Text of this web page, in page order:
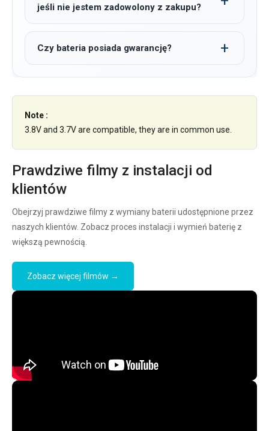
jeśli nie jestem zadowolony z zakupu?
Czy bateria posiada gwarancję?
Note :
3.8V and 3.7V are compatible, they are in common use.
Prawdziwe filmy z instalacji od
klientów
Obejrzyj prawdziwe filmy z wymiany baterii udostępnione przez
naszych klientów. Zobacz proces instalacji i wymień baterię z
większą pewnością.
Zobacz więcej filmów →